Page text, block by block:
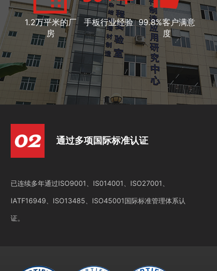
1.2万平米的厂
房
手板行业经验 99.8%客户满意
度
通过多项国际标准认证
已连续多年通过ISO9001、IS014001、ISO27001、
IATF16949、ISO13485、ISO45001国际标准管理体系认
证。